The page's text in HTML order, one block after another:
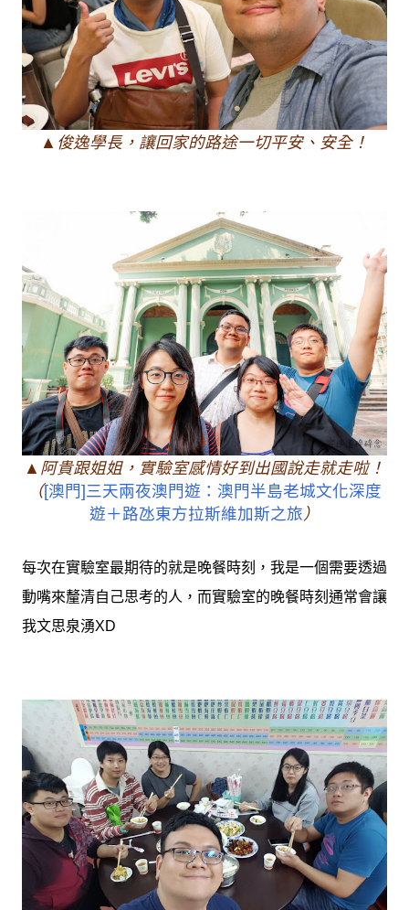
▲俊逸學長，讓回家的路途一切平安、安全！
▲阿貴跟姐姐，實驗室感情好到出國說走就走啦！
（[澳門]三天兩夜澳門遊：澳門半島老城文化深度
遊＋路氹東方拉斯維加斯之旅）
每次在實驗室最期待的就是晚餐時刻，我是一個需要透過
動嘴來釐清自己思考的人，而實驗室的晚餐時刻通常會讓
我文思泉湧XD